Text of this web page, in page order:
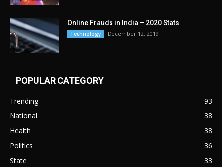
Online Frauds in India – 2020 Stats
Technology December 12, 2019
POPULAR CATEGORY
Trending
93
National
38
Health
38
Politics
36
State
33